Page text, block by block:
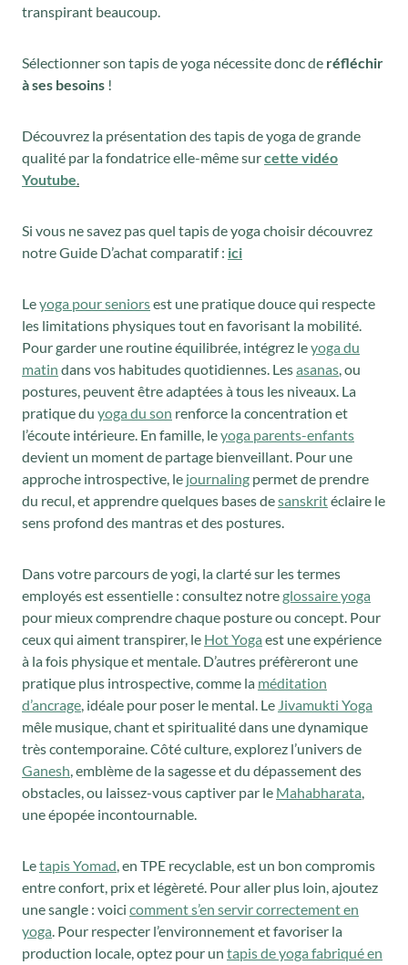
transpirant beaucoup.
Sélectionner son tapis de yoga nécessite donc de réfléchir
à ses besoins !
Découvrez la présentation des tapis de yoga de grande
qualité par la fondatrice elle-même surcette vidéo
Youtube.
Si vous ne savez pas quel tapis de yoga choisir découvrez
notre Guide D’achat comparatif : ici
Leyoga pour seniorsest une pratique douce qui respecte
les limitations physiques tout en favorisant la mobilité.
Pour garder une routine équilibrée, intégrez leyoga du
matin dans vos habitudes quotidiennes. Lesasanas, ou
postures, peuvent être adaptées à tous les niveaux. La
pratique du yoga du son renforce la concentration et
l’écoute intérieure. En famille, leyoga parents-enfants
devient un moment de partage bienveillant. Pour une
approche introspective, le journaling permet de prendre
du recul, et apprendre quelques bases desanskritéclaire le
sens profond des mantras et des postures.
Dans votre parcours de yogi, la clarté sur les termes
employés est essentielle : consultez notre glossaire yoga
pour mieux comprendre chaque posture ou concept. Pour
ceux qui aiment transpirer, le Hot Yoga est une expérience
à la fois physique et mentale. D’autres préfèreront une
pratique plus introspective, comme la méditation
d’ancrage, idéale pour poser le mental. Le Jivamukti Yoga
mêle musique, chant et spiritualité dans une dynamique
très contemporaine. Côté culture, explorez l’univers de
Ganesh, emblème de la sagesse et du dépassement des
obstacles, ou laissez-vous captiver par le Mahabharata,
une épopée incontournable.
Letapis Yomad, en TPE recyclable, est un bon compromis
entre confort, prix et légèreté. Pour aller plus loin, ajoutez
une sangle : voici comment s’en servir correctement en
yoga. Pour respecter l’environnement et favoriser la
production locale, optez pour un tapis de yoga fabriqué en